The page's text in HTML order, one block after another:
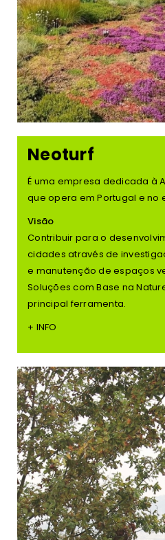
Neoturf
É uma empresa dedicada à
que opera em Portugal e no
Visão
Contribuir para o
cidades através de
e manutenção de espaços
Soluções com Base na
principal ferramenta.
+ INFO